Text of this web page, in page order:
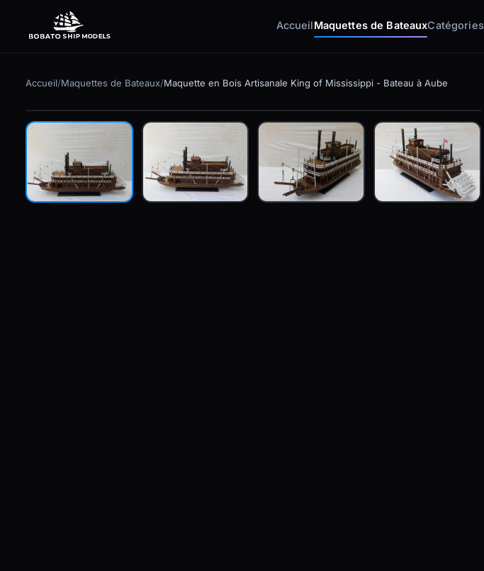
AccueilMaquettes de BateauxCatégories
Accueil/Maquettes de Bateaux/Maquette en Bois Artisanale King of Mississippi - Bateau à Aube